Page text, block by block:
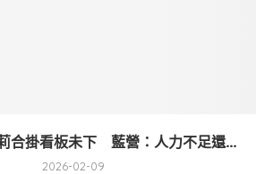
合掛看板未下 藍營：人力不足還...
2026-02-09